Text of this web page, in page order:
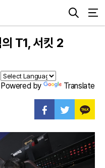
T1, 서킷 2
Powered by Translate